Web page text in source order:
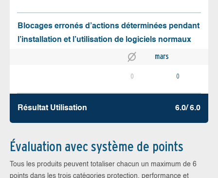
Blocages erronés d’actions déterminées pendant
l’installation et l’utilisation de logiciels normaux
mars
0 0
Résultat Utilisation 6.0/ 6.0
Évaluation avec système de points
Tous les produits peuvent totaliser chacun un maximum de 6
points dans les trois catégories protection, performance et